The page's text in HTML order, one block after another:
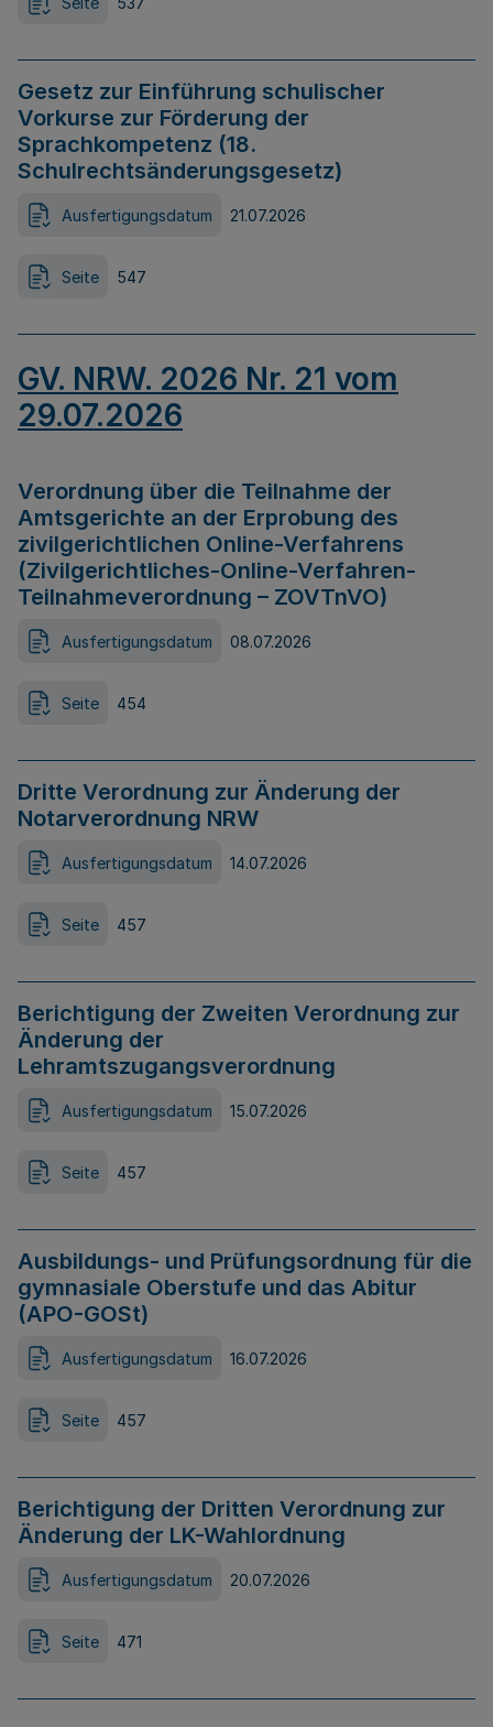
Gesetz zur Einführung schulischer
Vorkurse zur Förderung der
Sprachkompetenz (18.
Schulrechtsänderungsgesetz)
Ausfertigungsdatum 21.07.2026
Seite 547
GV. NRW. 2026 Nr. 21 vom
29.07.2026
Verordnung über die Teilnahme der
Amtsgerichte an der Erprobung des
zivilgerichtlichen Online-Verfahrens
(Zivilgerichtliches-Online-Verfahren-
Teilnahmeverordnung – ZOVTnVO)
Ausfertigungsdatum 08.07.2026
Seite 454
Dritte Verordnung zur Änderung der
Notarverordnung NRW
Ausfertigungsdatum 14.07.2026
Seite 457
Berichtigung der Zweiten Verordnung zur
Änderung der
Lehramtszugangsverordnung
Ausfertigungsdatum 15.07.2026
Seite 457
Ausbildungs- und Prüfungsordnung für die
gymnasiale Oberstufe und das Abitur
(APO-GOSt)
Ausfertigungsdatum 16.07.2026
Seite 457
Berichtigung der Dritten Verordnung zur
Änderung der LK-Wahlordnung
Ausfertigungsdatum 20.07.2026
Seite 471